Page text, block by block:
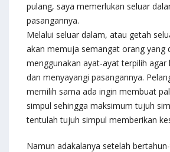
pulang, saya memerlukan seluar
pasangannya.
Melalui seluar dalam, atau getah
akan memuja semangat orang yang
menggunakan ayat-ayat terpilih agar
dan menyayangi pasangannya.
memilih sama ada ingin membuat
simpul sehingga maksimum tujuh
tentulah tujuh simpul memberikan
Namun adakalanya setelah